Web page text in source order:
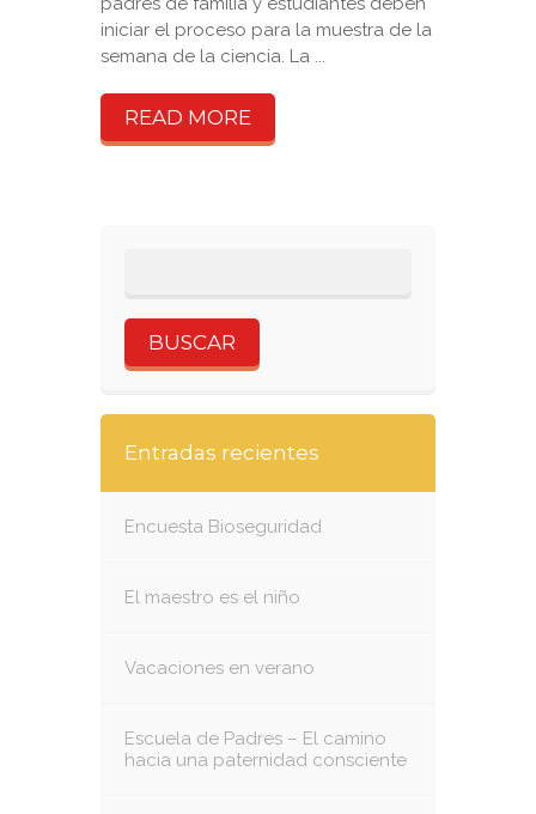
iniciar el proceso para la muestra de la
semana de la ciencia. La ...
READ MORE
Entradas recientes
Encuesta Bioseguridad
El maestro es el niño
Vacaciones en verano
Escuela de Padres – El camino
hacia una paternidad consciente